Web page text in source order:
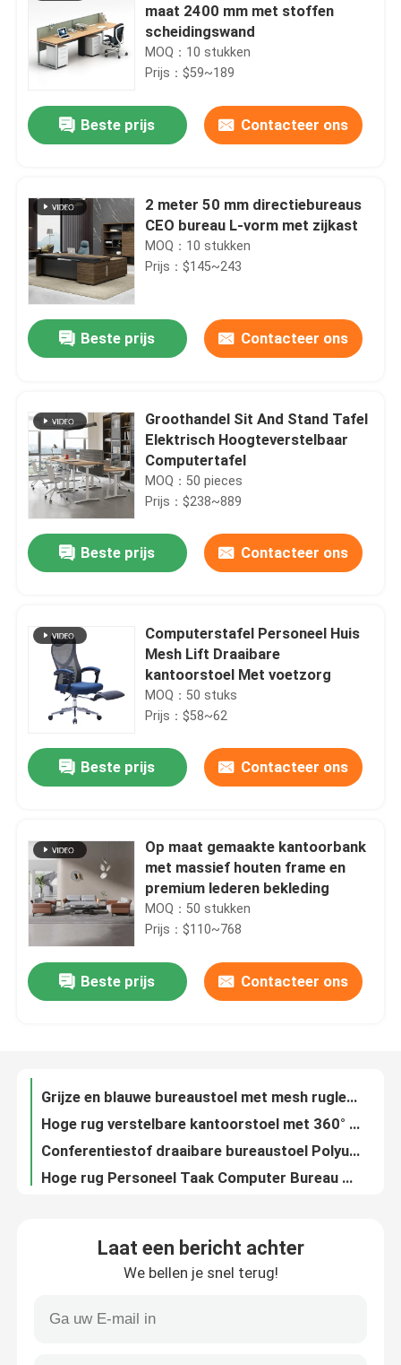
Thuis
Producten
Over ons
Neem contact met ons op
Nieuws
maat 2400 mm met stoffen
scheidingswand
MOQ：10 stukken
Prijs：$59~189
Beste prijs Contacteer ons
2 meter 50 mm directiebureaus
CEO bureau L-vorm met zijkast
MOQ：10 stukken
Prijs：$145~243
Beste prijs Contacteer ons
Groothandel Sit And Stand Tafel
Elektrisch Hoogteverstelbaar
Computertafel
MOQ：50 pieces
Prijs：$238~889
Beste prijs Contacteer ons
Computerstafel Personeel Huis
Mesh Lift Draaibare
kantoorstoel Met voetzorg
MOQ：50 stuks
Prijs：$58~62
Beste prijs Contacteer ons
Op maat gemaakte kantoorbank
met massief houten frame en
premium lederen bekleding
MOQ：50 stukken
Prijs：$110~768
Beste prijs Contacteer ons
Hoge rug Personeel Taak Computer Bureau Stoel Polyurethaan Mesh Seat Bureaustoel
Laat een bericht achter
We bellen je snel terug!